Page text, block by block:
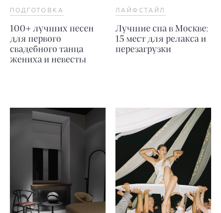
ПОДГОТОВКА
100+ лучших песен
для первого
свадебного танца
жениха и невесты
ЛАЙФСТАЙЛ
Лучшие спа в Москве:
15 мест для релакса и
перезагрузки